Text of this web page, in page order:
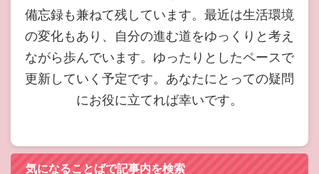
備忘録も兼ねて残しています。最近は生活環境
の変化もあり、自分の進む道をゆっくりと考え
ながら歩んでいます。ゆったりとしたペースで
更新していく予定です。あなたにとっての疑問
にお役に立てれば幸いです。
気になることばで記事内を検索